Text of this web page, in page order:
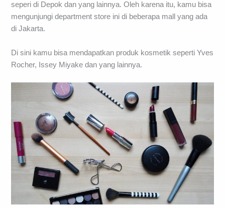
seperi di Depok dan yang lainnya. Oleh karena itu, kamu bisa
mengunjungi department store ini di beberapa mall yang ada
di Jakarta.
Di sini kamu bisa mendapatkan produk kosmetik seperti Yves
Rocher, Issey Miyake dan yang lainnya.